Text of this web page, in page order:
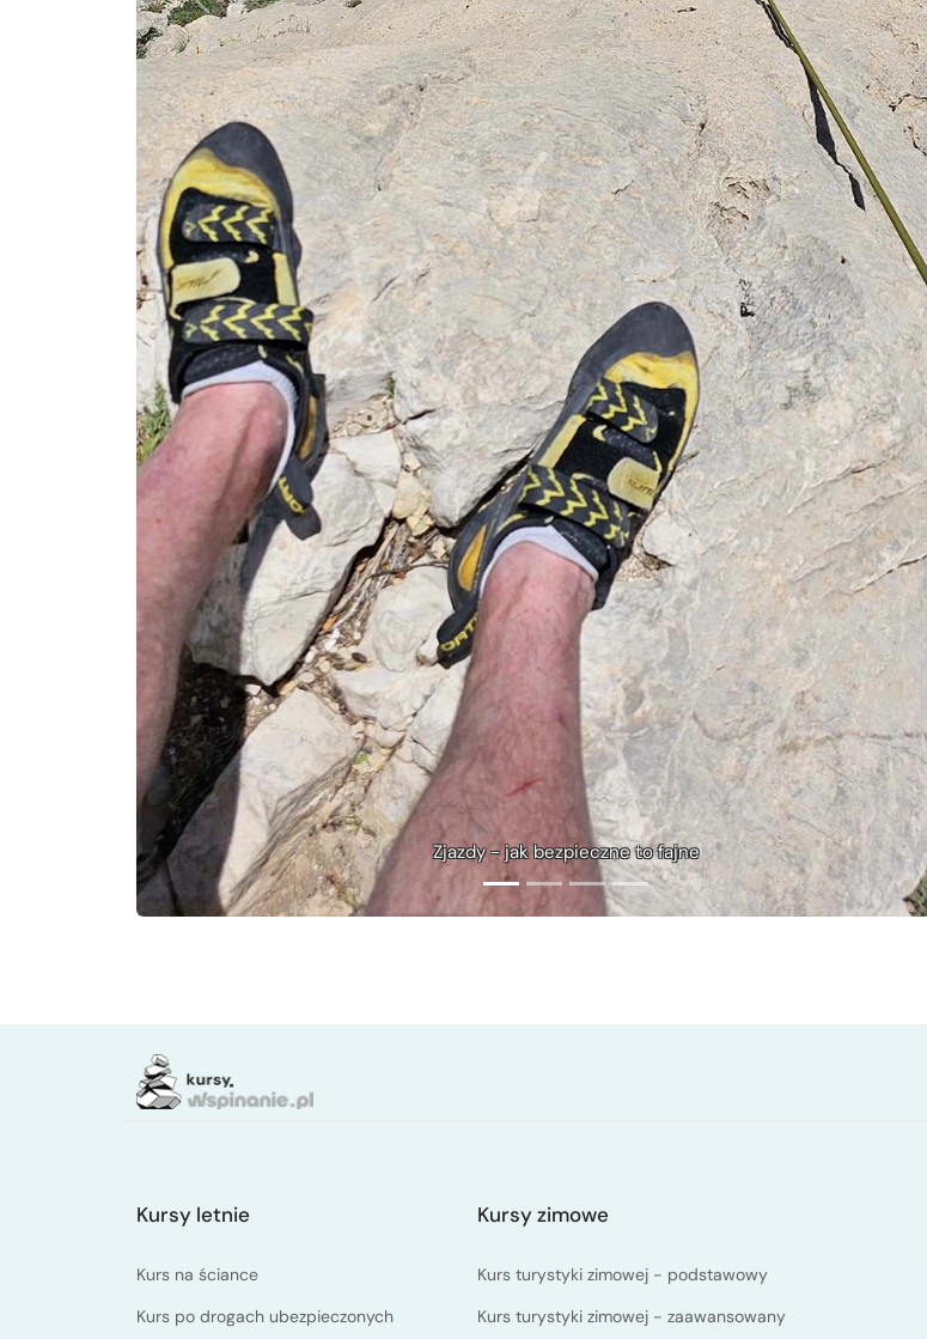
Czujnie na połogach
Poprzednie
Kursy letnie
Kurs na ściance
Kurs po drogach ubezpieczonych
Kursy zimowe
Kurs turystyki zimowej - podstawowy
Kurs turystyki zimowej - zaawansowany